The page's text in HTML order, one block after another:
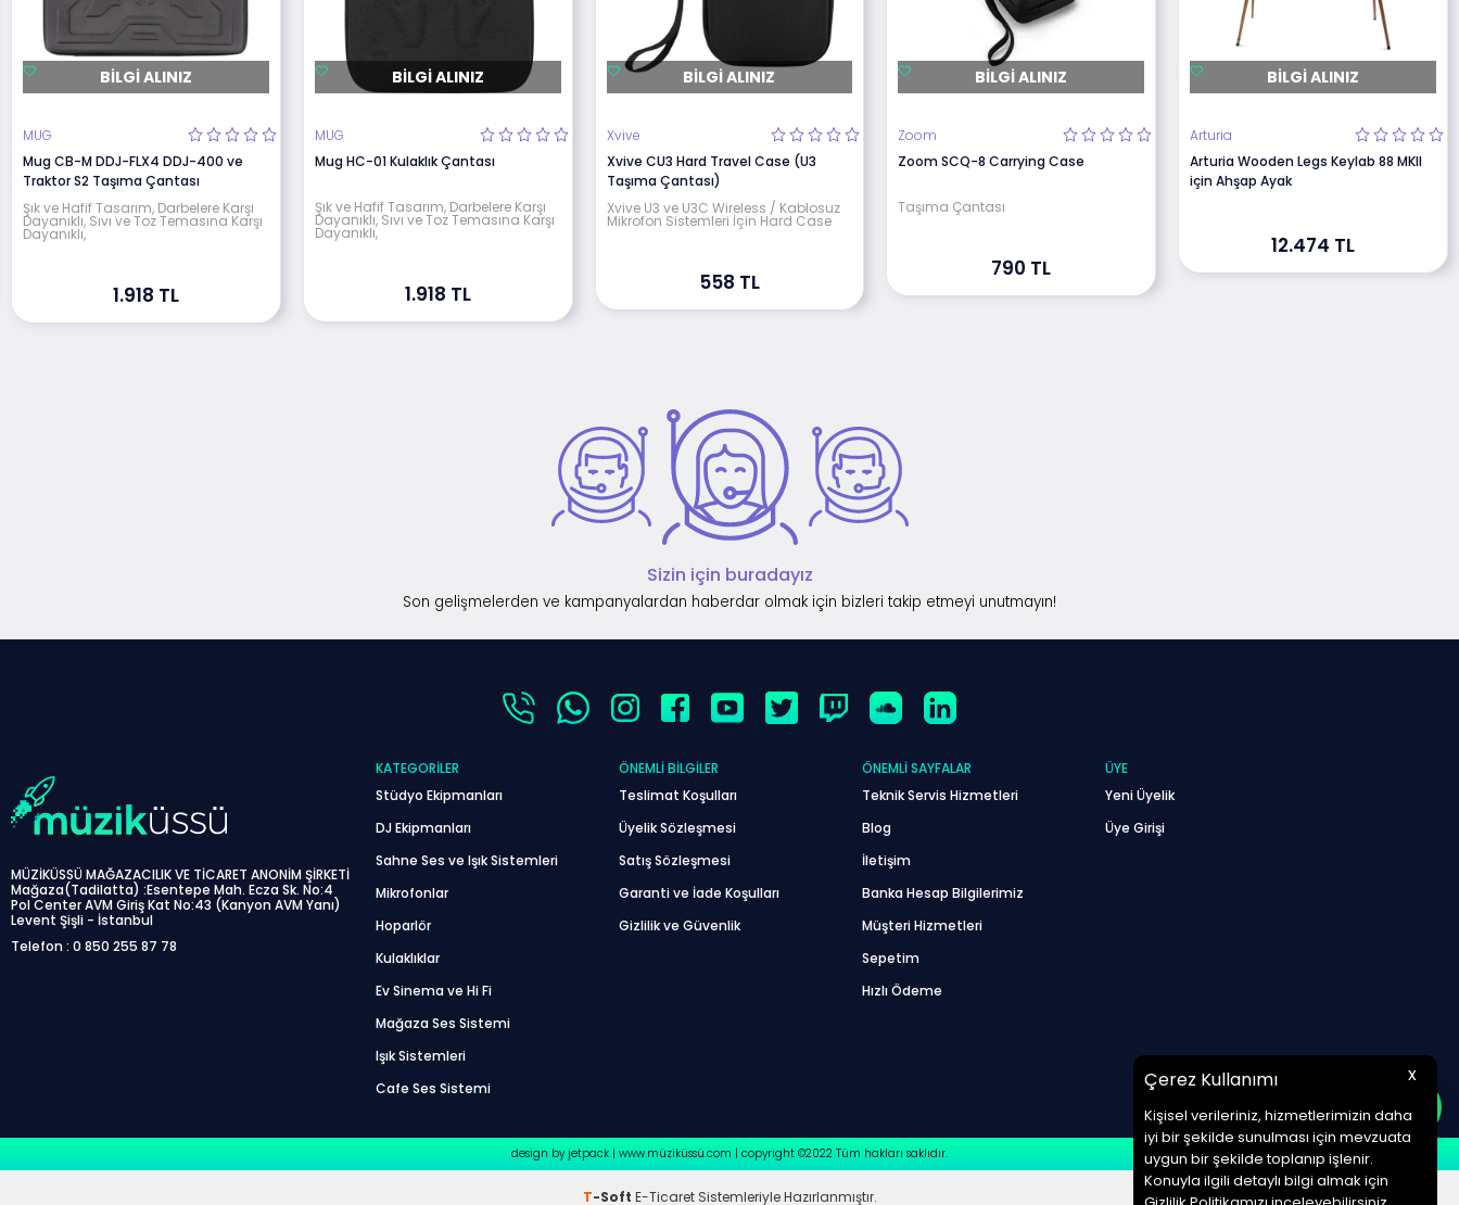
Çerez Kullanımı x
Kişisel verileriniz, hizmetlerimizin daha
iyi bir şekilde sunulması için mevzuata
uygun bir şekilde toplanıp işlenir.
Konuyla ilgili detaylı bilgi almak için
BILGI ALINIZ
MUG
Mug CB-M DDJ-FLX4 DDJ-400 ve
Traktor S2 Taşıma Çantası
Şık ve Hafif Tasarım, Darbelere Karşı
Dayanıklı, Sıvı ve Toz Temasına Karşı
Dayanıklı,
1.918 TL
BILGI ALINIZ
MUG
Mug HC-01 Kulaklık Çantası
Şık ve Hafif Tasarım, Darbelere Karşı
Dayanıklı, Sıvı ve Toz Temasına Karşı
Dayanıklı,
1.918 TL
BILGI ALINIZ
Xvive
Xvive CU3 Hard Travel Case (U3
Taşıma Çantası)
Xvive U3 ve U3C Wireless / Kablosuz
Mikrofon Sistemleri İçin Hard Case
558 TL
BILGI ALINIZ
Zoom
Zoom SCQ-8 Carrying Case
Taşıma Çantası
790 TL
BILGI ALINIZ
Arturia
Arturia Wooden Legs Keylab 88 MKII
için Ahşap Ayak
12.474 TL
Sizin için buradayız
Son gelişmelerden ve kampanyalardan haberdar olmak için bizleri takip etmeyi unutmayın!
MÜZİKÜSSÜ MAĞAZACILIK VE TİCARET ANONİM ŞİRKETİ
Mağaza(Tadilatta) :Esentepe Mah. Ecza Sk. No:4
Pol Center AVM Giriş Kat No:43 (Kanyon AVM Yanı)
Levent Şişli - İstanbul
Telefon : 0 850 255 87 78
KATEGORILER
Stüdyo Ekipmanları
DJ Ekipmanları
Sahne Ses ve Işık Sistemleri
Mikrofonlar
Hoparlör
Kulaklıklar
Ev Sinema ve Hi Fi
Mağaza Ses Sistemi
Işık Sistemleri
Cafe Ses Sistemi
ÖNEMLI BILGILER
Teslimat Koşulları
Üyelik Sözleşmesi
Satış Sözleşmesi
Garanti ve İade Koşulları
Gizlilik ve Güvenlik
ÖNEMLI SAYFALAR
Teknik Servis Hizmetleri
Blog
İletişim
Banka Hesap Bilgilerimiz
Müşteri Hizmetleri
Sepetim
Hızlı Ödeme
ÜYE
Yeni Üyelik
Üye Girişi
design by jetpack | www.müziküssü.com | copyright ©2022 Tüm hakları saklıdır.
T-Soft E-TicaretSistemleriyle Hazırlanmıştır.